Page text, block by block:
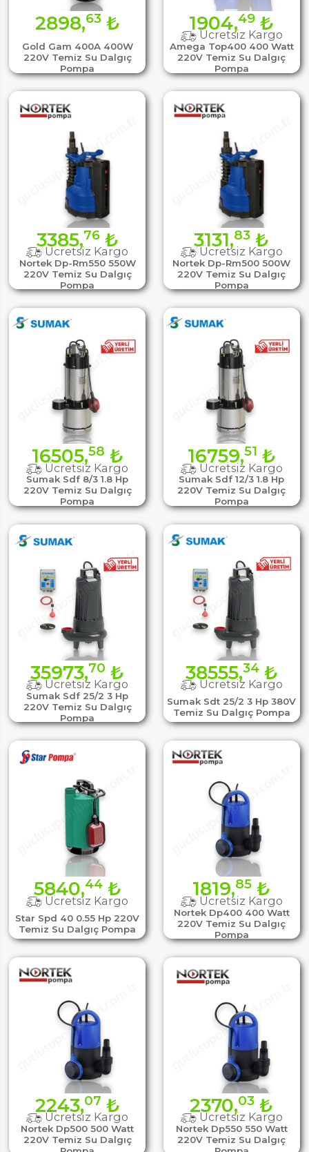
Gold Gam 400A 400W
220V Temiz Su Dalgıç
Pompa
2898,63₺
Amega Top400 400 Watt
220V Temiz Su Dalgıç
Pompa
1904,49 ₺
Ücretsiz Kargo
Nortek Dp-Rm550 550W
220V Temiz Su Dalgıç
Pompa
3385,76₺
Ücretsiz Kargo
Nortek Dp-Rm500 500W
220V Temiz Su Dalgıç
Pompa
3131,83 ₺
Ücretsiz Kargo
Sumak Sdf 8/3 1.8 Hp
220V Temiz Su Dalgıç
Pompa
16505,58 ₺
Ücretsiz Kargo
Sumak Sdf 12/3 1.8 Hp
220V Temiz Su Dalgıç
Pompa
16759,51 ₺
Ücretsiz Kargo
Sumak Sdf 25/2 3 Hp
220V Temiz Su Dalgıç
Pompa
35973,70 ₺
Ücretsiz Kargo
Sumak Sdt 25/2 3 Hp 380V
Temiz Su Dalgıç Pompa
38555,34₺
Ücretsiz Kargo
Star Spd 40 0.55 Hp 220V
Temiz Su Dalgıç Pompa
5840,44₺
Ücretsiz Kargo
Nortek Dp400 400 Watt
220V Temiz Su Dalgıç
Pompa
1819,85 ₺
Ücretsiz Kargo
Nortek Dp500 500 Watt
220V Temiz Su Dalgıç
2243,07 ₺
Ücretsiz Kargo
Nortek Dp550 550 Watt
220V Temiz Su Dalgıç
2370,03 ₺
Ücretsiz Kargo